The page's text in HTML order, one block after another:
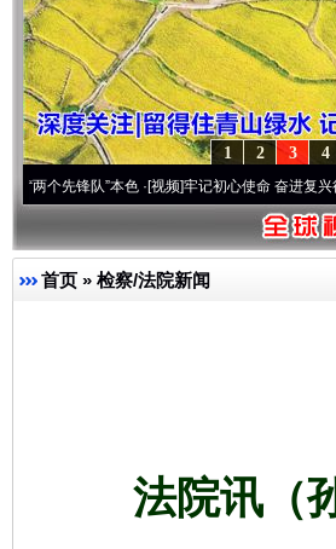
4
3
2
1
队”本色·[视频]牢记初心使命 奋进复兴征程丨宝塔
首页 » 检察/法院新闻
法院讯（